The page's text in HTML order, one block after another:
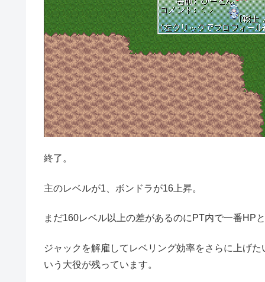
終了。
主のレベルが1、ボンドラが16上昇。
まだ160レベル以上の差があるのにPT内で一番HP
ジャックを解雇してレベリング効率をさらに上げ
いう大役が残っています。